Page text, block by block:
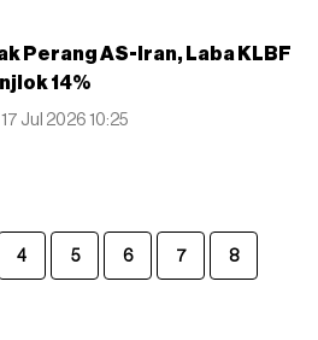
Perang AS-Iran, Laba KLBF
14%
| 17 Jul 2026 10:25
4 5 6 7 8